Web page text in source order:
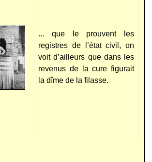
... que le prouvent les
registres de l’état civil, on
voit d’ailleurs que dans les
revenus de la cure figurait
la dîme de la filasse.